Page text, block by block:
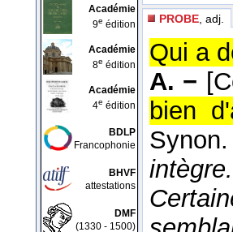
Académie
9e édition
Académie
8e édition
Académie
4e édition
BDLP
Francophonie
BHVF
attestations
DMF
(1330 - 1500)
PROBE , adj.
Qui a
A. −
bien
intègre.